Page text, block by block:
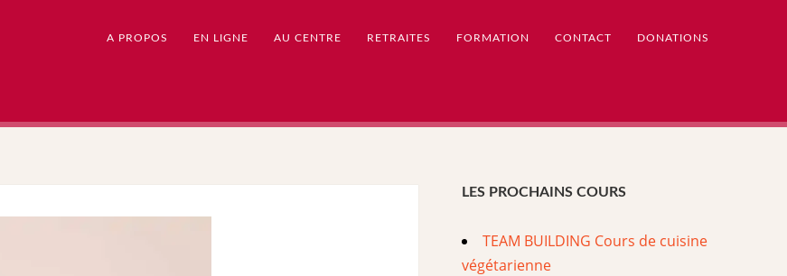
A PROPOS EN LIGNE AU CENTRE RETRAITES FORMATION CONTACT DONATIONS
LES PROCHAINS COURS
TEAM BUILDING Cours de cuisine
végétarienne